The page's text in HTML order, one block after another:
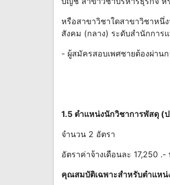
หรือสาขาวิชาใดสาขาวิชาหนึ่
สังคม (กลาง) ระดับสํานักกา
- ผู้สมัครสอบเพศชายต้องผ่าน
1.5 ตําแหน่งนักวิชาการพัสดุ (
จํานวน 2 อัตรา
อัตราค่าจ้างเดือนละ 17,250 .-
คุณสมบัติเฉพาะสําหรับตําแหน่